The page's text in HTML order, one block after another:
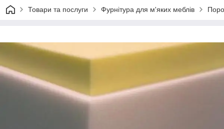
Товари та послуги Фурнітура для м'яких меблів